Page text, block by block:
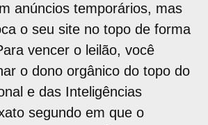
anúncios temporários, mas
o seu site no topo de forma
vencer o leilão, você
o dono orgânico do topo do
e das Inteligências
segundo em que o